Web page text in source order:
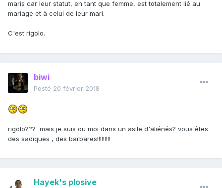
maris car leur statut, en tant que femme, est totalement lié au
mariage et à celui de leur mari.
C'est rigolo.
biwi
Posté 20 février 2018
rigolo??? mais je suis ou moi dans un asile d'aliénés? vous êtes
des sadiques , des barbares!!!!!!!!!
Hayek's plosive